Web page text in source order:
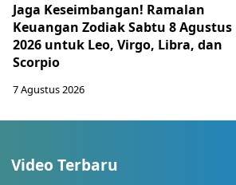
Jaga Keseimbangan! Ramalan
Keuangan Zodiak Sabtu 8 Agustus
2026 untuk Leo, Virgo, Libra, dan
Scorpio
7 Agustus 2026
Video Terbaru